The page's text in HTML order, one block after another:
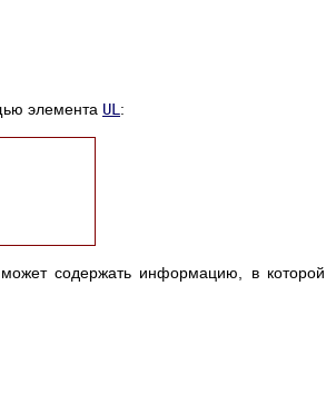
элемента UL:
содержать информацию, в которой